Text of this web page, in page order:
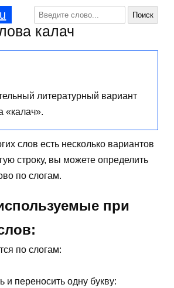
калач
литературный вариант
«калач».
слов есть несколько вариантов
строку, вы можете определить
по слогам.
при
по слогам:
и переносить одну букву: